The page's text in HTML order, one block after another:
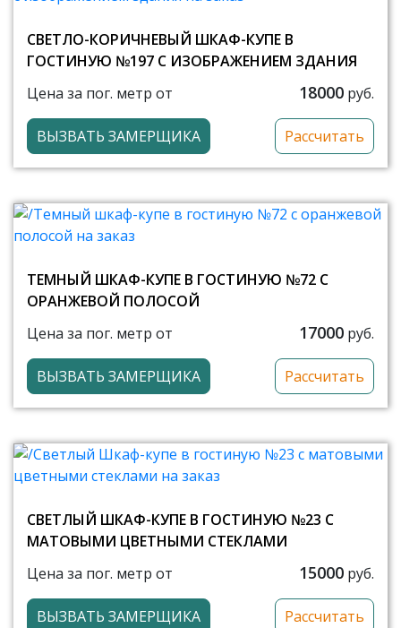
СВЕТЛО-КОРИЧНЕВЫЙ ШКАФ-КУПЕ В
ГОСТИНУЮ №197 С ИЗОБРАЖЕНИЕМ ЗДАНИЯ
Цена за пог. метр от
18000 руб.
ВЫЗВАТЬ ЗАМЕРЩИКА Рассчитать
ТЕМНЫЙ ШКАФ-КУПЕ В ГОСТИНУЮ №72 С
ОРАНЖЕВОЙ ПОЛОСОЙ
Цена за пог. метр от
17000 руб.
ВЫЗВАТЬ ЗАМЕРЩИКА Рассчитать
СВЕТЛЫЙ ШКАФ-КУПЕ В ГОСТИНУЮ №23 С
МАТОВЫМИ ЦВЕТНЫМИ СТЕКЛАМИ
Цена за пог. метр от
15000 руб.
ВЫЗВАТЬ ЗАМЕРЩИКА Рассчитать